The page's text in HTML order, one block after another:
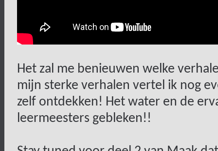
Het zal me benieuwen welke
mijn sterke verhalen vertel ik nog
zelf ontdekken! Het water en de
leermeesters gebleken!!